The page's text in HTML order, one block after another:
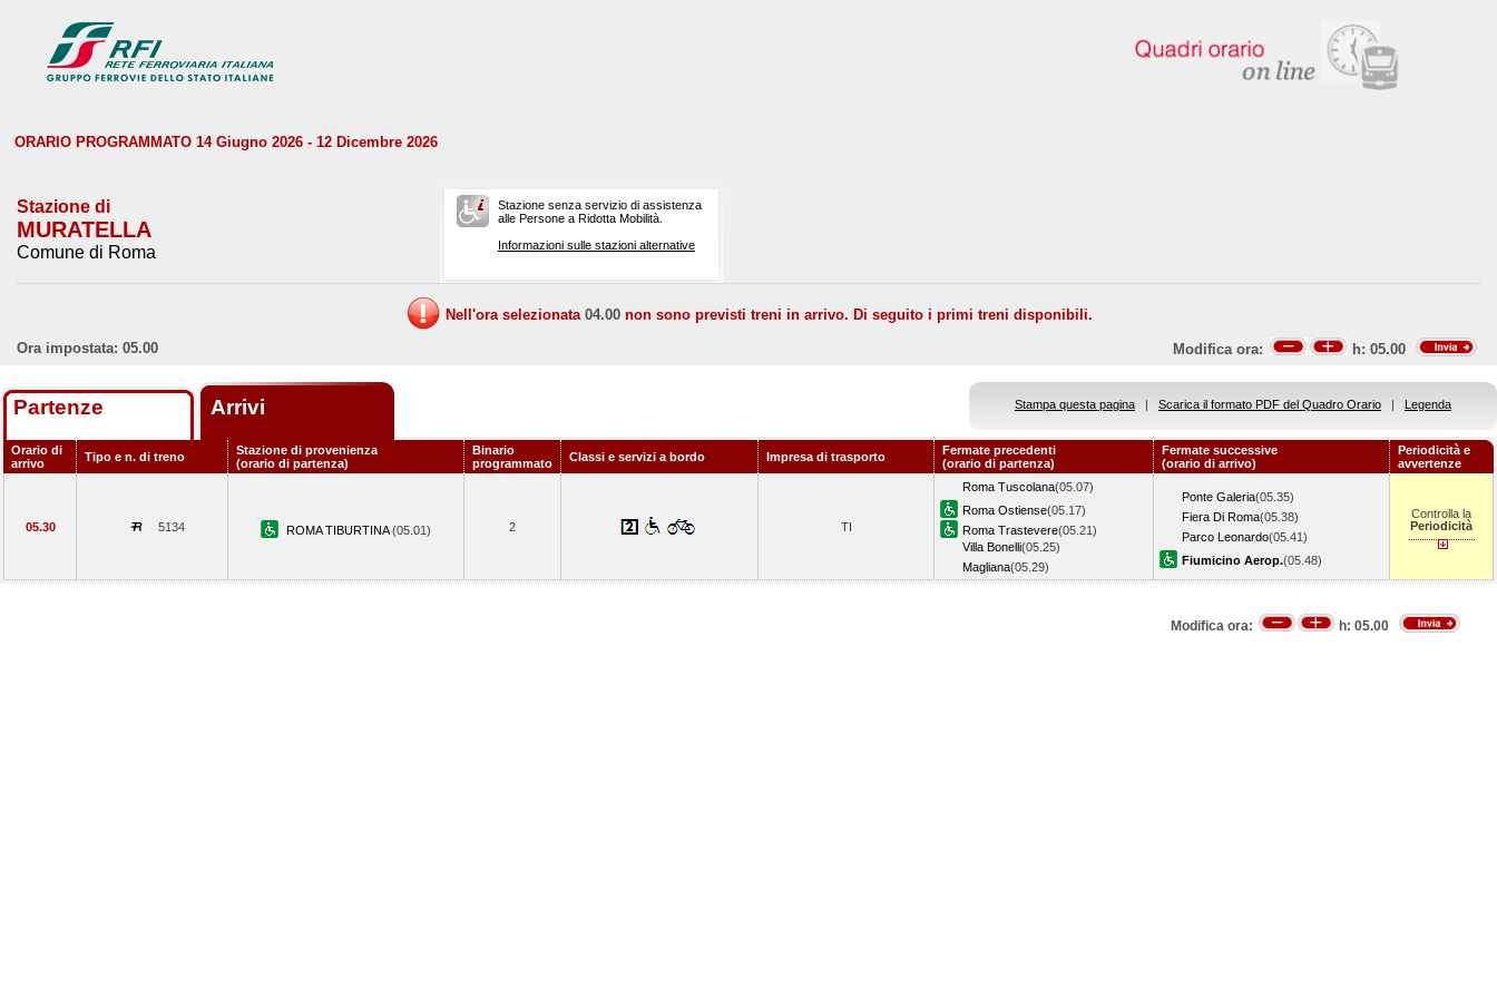
ORARIO PROGRAMMATO 14 Giugno 2026 - 12 Dicembre 2026
Stazione di
MURATELLA
Comune di Roma
Stazione senza servizio di assistenza
alle Persone a Ridotta Mobilità.
Informazioni sulle stazioni alternative
Nell'ora selezionata 04.00 non sono previsti treni in arrivo. Di seguito i primi treni disponibili.
Ora impostata: 05.00
Modifica ora: h: 05.00
Partenze Arrivi Stampa questa pagina | Scarica il formato PDF del Quadro Orario | Legenda
Orario di
arrivo
Tipo e n. di treno
Stazione di provenienza
(orario di partenza)
Binario
programmato
Classi e servizi a bordo Impresa di trasporto
Fermate precedenti
(orario di partenza)
Fermate successive
(orario di arrivo)
Periodicità e
avvertenze
05.30 5134 ROMA TIBURTINA(05.01) 2 TI
Roma Tuscolana(05.07)
Roma Ostiense(05.17)
Roma Trastevere(05.21)
Villa Bonelli(05.25)
Magliana(05.29)
Ponte Galeria(05.35)
Fiera Di Roma(05.38)
Parco Leonardo(05.41)
Fiumicino Aerop.(05.48)
Controlla la
Periodicità
Modifica ora: h: 05.00